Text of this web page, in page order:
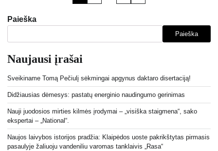
puslapiavimas
Paieška
Paieška
Naujausi įrašai
Sveikiname Tomą Pečiulį sėkmingai apgynus daktaro disertaciją!
Didžiausias dėmesys: pastatų energinio naudingumo gerinimas
Nauji juodosios mirties kilmės įrodymai – „visiška staigmena“, sako
ekspertai – „National“.
Naujos laivybos istorijos pradžia: Klaipėdos uoste pakrikštytas pirmasis
pasaulyje žaliuoju vandeniliu varomas tanklaivis „Rasa“